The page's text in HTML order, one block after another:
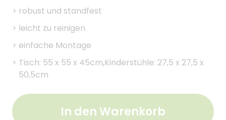
> robust und standfest
> leicht zu reinigen
> einfache Montage
> Tisch: 55 x 55 x 45cm,Kinderstühle: 27,5 x 27,5 x
50,5cm
In den Warenkorb